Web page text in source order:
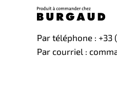
Par téléphone : +33
Par courriel :